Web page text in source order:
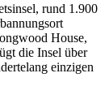
rund 1.900
House,
die Insel über
einzigen